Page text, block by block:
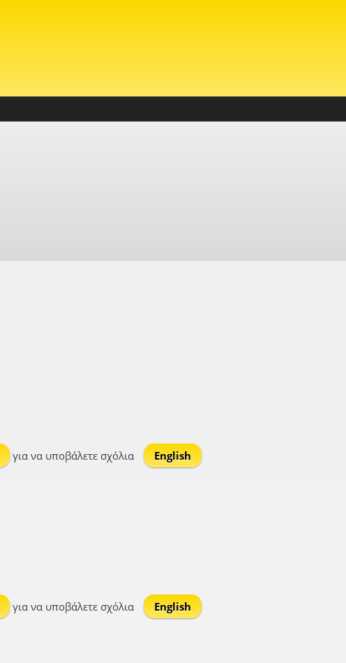
για να υποβάλετε σχόλια English
για να υποβάλετε σχόλια English